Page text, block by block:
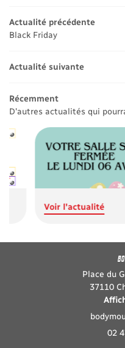
Le Centre
Les Cours
Actualités
Actualité précédente
Black Friday
Actualité suivante
Récemment
D'autres actualités qui
Voir l'actualité
Place du
37110
02